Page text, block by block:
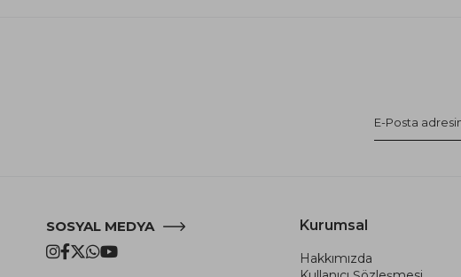
SOSYAL MEDYA Kurumsal
Hakkımızda